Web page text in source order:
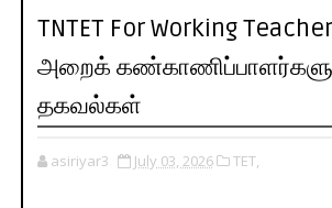
TNTET For Working
அறைக்
தகவல்கள்
asiriyar3 July 03, 2026 TET,